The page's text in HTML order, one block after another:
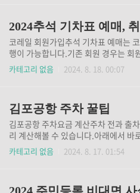
시간 이상 초과 근무시 통상임금의 2
니다. 아래 계산기를 통해 쉽게 시급을
요. 임시공휴일 시급계산👆
코레일 회원가입추석 기차표 예매는
행이 가능합니다.기존 회원 경우는 회
호를 미리 알아두셔야 합니다. 코레일
기차표 시간표예매 당일에는 접속자가
기차 시간표 확인👆 잔여시간표 조회추
석 안내페이지 입니다.교통약자 예매
로 일반회원의 경우 잔여시간표 조회
도움이 됩니다. 잔여시간표 조회👆
카테고리 없음 2024. 8. 18. 00:07
김포공항 주차 꿀팁
김포공항 주차요금 계산주차 전과 출
리 계산해볼 수 있습니다.아래에서 바
주차 도움 받아 보시길 바랍니다. 주차
👆 다자녀 주차 할인 등록다자녀 주차할
카테고리 없음 2024. 8. 17. 01:54